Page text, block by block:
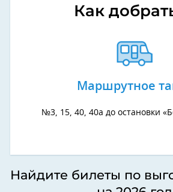
Как
Маршрутное
№3, 15, 40, 40а до остановки
Найдите билеты по